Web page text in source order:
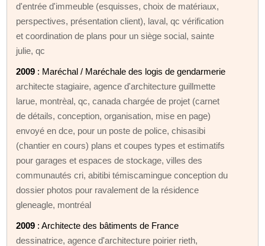
d'entrée d'immeuble (esquisses, choix de matériaux,
perspectives, présentation client), laval, qc vérification
et coordination de plans pour un siège social, sainte
julie, qc
2009 : Maréchal / Maréchale des logis de gendarmerie
architecte stagiaire, agence d'architecture guillmette
larue, montrèal, qc, canada chargée de projet (carnet
de détails, conception, organisation, mise en page)
envoyé en dce, pour un poste de police, chisasibi
(chantier en cours) plans et coupes types et estimatifs
pour garages et espaces de stockage, villes des
communautés cri, abitibi témiscamingue conception du
dossier photos pour ravalement de la résidence
gleneagle, montréal
2009 : Architecte des bâtiments de France
dessinatrice, agence d'architecture poirier rieth,